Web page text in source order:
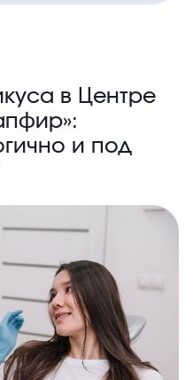
в Центре
и под